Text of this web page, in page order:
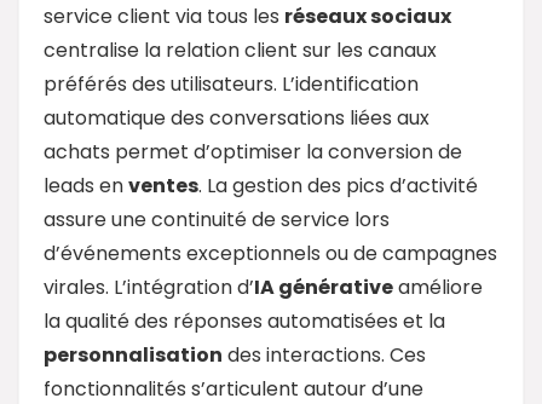
service client via tous les réseaux sociaux
centralise la relation client sur les canaux
préférés des utilisateurs. L’identification
automatique des conversations liées aux
achats permet d’optimiser la conversion de
leads enventes. La gestion des pics d’activité
assure une continuité de service lors
d’événements exceptionnels ou de campagnes
virales. L’intégration d’IA générativeaméliore
la qualité des réponses automatisées et la
personnalisation des interactions. Ces
fonctionnalités s’articulent autour d’une